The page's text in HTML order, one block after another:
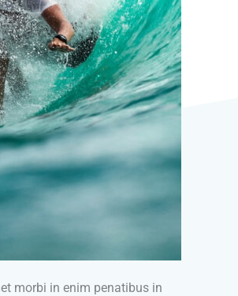
morbi in enim penatibus in